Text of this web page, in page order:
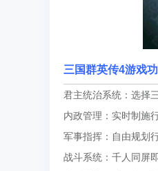
三国群英传4游戏
君主统治系统：选择
内政管理：实时制施
军事指挥：自由规划
战斗系统：千人同屏